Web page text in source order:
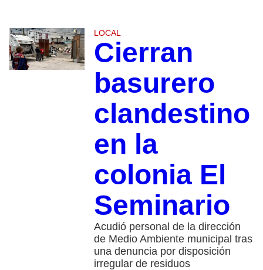
LOCAL
Cierran
basurero
clandestino
en la
colonia El
Seminario
Acudió personal de la dirección
de Medio Ambiente municipal tras
una denuncia por disposición
irregular de residuos